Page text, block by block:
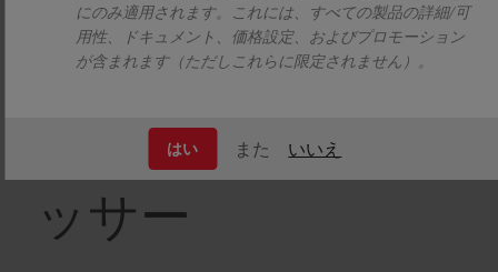
にのみ適用されます。これには、すべての製品の詳細/可
用性、ドキュメント、価格設定、およびプロモーション
が含まれます（ただしこれらに限定されません）。
はい また いいえ
ホーム • 検体前処理ソリューション •
ティッシュプロセッサー
ティッシュプロセ
ッサー